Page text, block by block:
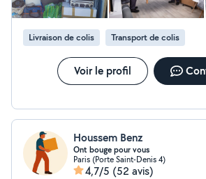
Livraison de colis Transport de colis
Voir le profil
Houssem Benz
Ont bouge pour vous
Paris (Porte Saint-Denis 4)
4,7/5 (52 avis)